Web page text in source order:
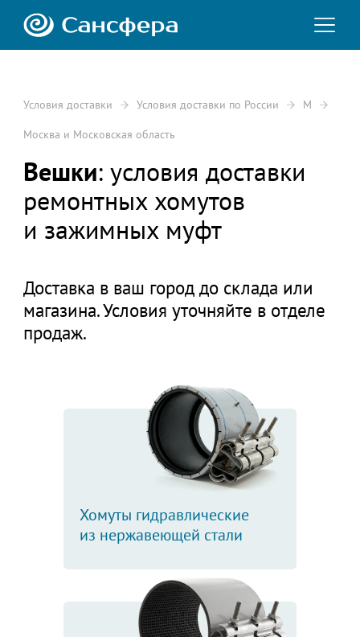
Условия доставки Условия доставки по России М
Москва и Московская область
Вешки: условия доставки
ремонтных хомутов
и зажимных муфт
Доставка в ваш город до склада или
магазина. Условия уточняйте в отделе
продаж.
Хомуты гидравлические
из нержавеющей стали